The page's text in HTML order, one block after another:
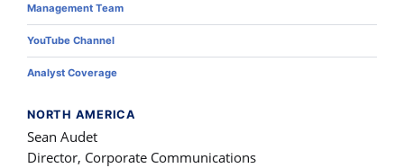
Management Team
YouTube Channel
Analyst Coverage
NORTH AMERICA
Sean Audet
Director, Corporate Communications